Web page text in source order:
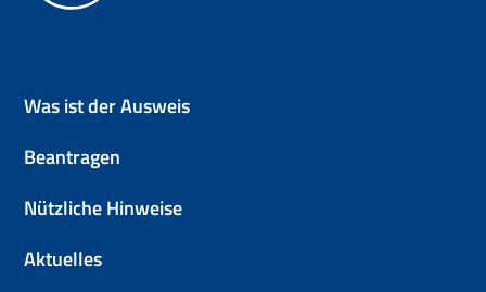
Was ist der Ausweis
Beantragen
Nützliche Hinweise
Aktuelles